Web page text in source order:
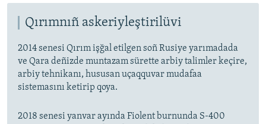
Qırımnıñ askeriyleştirilüvi
2014 senesi Qırım işğal etilgen soñ Rusiye yarımadada
ve Qara deñizde muntazam sürette arbiy talimler keçire,
arbiy tehnikanı, hususan uçaqquvar mudafaa
sistemasını ketirip qoya.
2018 senesi yanvar ayında Fiolent burnunda S-400